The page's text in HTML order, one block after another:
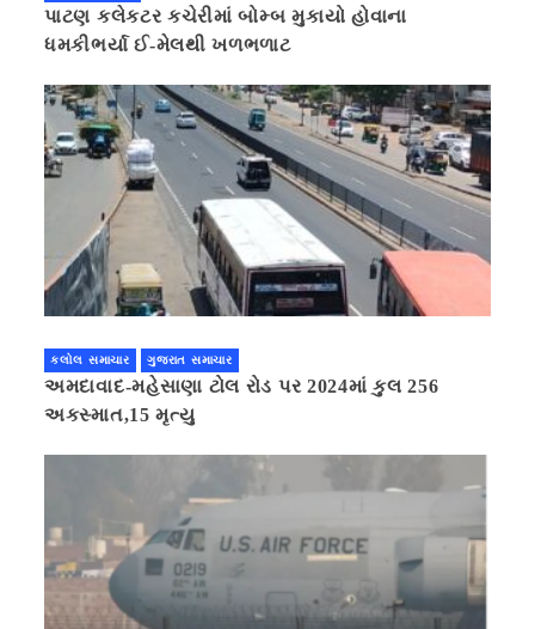
પાટણ કલેકટર કચેરીમાં બોમ્બ મુકાયો હોવાના
ધમકીભર્યા ઈ-મેલથી ખળભળાટ
કલોલ સમાચાર ગુજરાત સમાચાર
અમદાવાદ-મહેસાણા ટોલ રોડ પર 2024માં કુલ 256
અકસ્માત,15 મૃત્યુ